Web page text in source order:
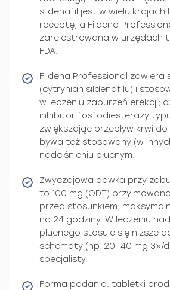
sildenafil jest w wielu krajach
receptę, a Fildena
zarejestrowana w urzędach
FDA.
Fildena Professional zawiera
(cytrynian sildenafilu) i
w leczeniu zaburzeń erekcji;
inhibitor fosfodiesterazy typu
zwiększając przepływ krwi
bywa też stosowany (w
nadciśnieniu płucnym.
Zwyczajowa dawka przy
to 100 mg (ODT)
przed stosunkiem;
na 24 godziny. W leczeniu
płucnego stosuje się niższe
schematy (np. 20–40 mg 3×/
specjalisty.
Forma podania: tabletki